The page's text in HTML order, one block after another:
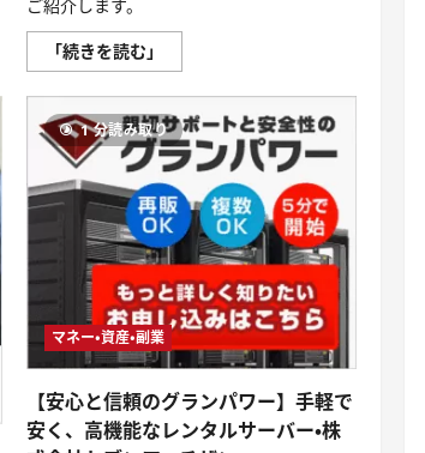
イ
い
て
さ
ら
に
読
む
ご紹介します。
「続きを読む」
て
揃
う
ム
ー
ム
ー
サ
ー
バ
ー：
ド
メ
イ
ン
か
ら
サ
ト
運
営
1 分読み取り
マネー・資産・副業
【安心と信頼のグランパワー】手軽で
安く、高機能なレンタルサーバー・株